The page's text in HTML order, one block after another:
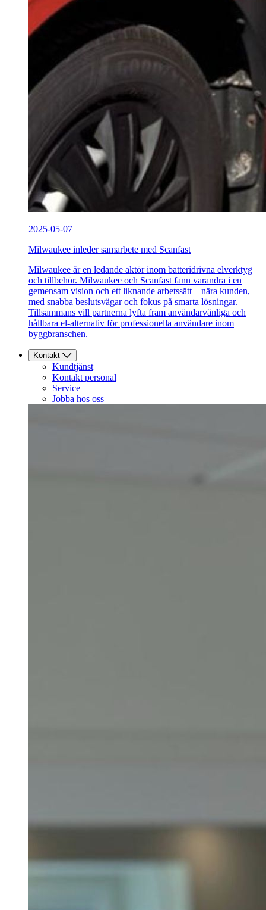
2025-05-07
Milwaukee inleder samarbete med Scanfast
Milwaukee är en ledande aktör inom batteridrivna elverktyg
och tillbehör. Milwaukee och Scanfast fann varandra i en
gemensam vision och ett liknande arbetssätt – nära kunden,
med snabba beslutsvägar och fokus på smarta lösningar.
Tillsammans vill partnerna lyfta fram användarvänliga och
hållbara el-alternativ för professionella användare inom
byggbranschen.
Kontakt
Kundtjänst
Kontakt personal
Service
Jobba hos oss